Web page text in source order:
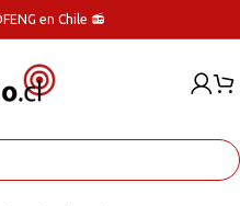
en Chile 📻